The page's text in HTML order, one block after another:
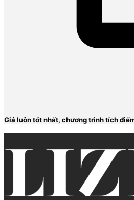
Giá luôn tốt nhất, chương trình tích